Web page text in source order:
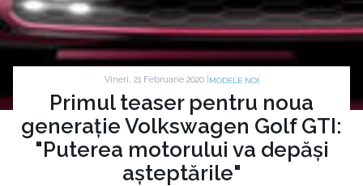
Vineri, 21 Februarie 2020 | MODELE NOI
Primul teaser pentru noua
generație Volkswagen Golf GTI:
"Puterea motorului va depăși
așteptările"